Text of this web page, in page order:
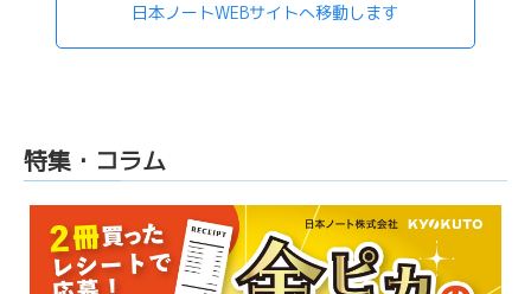
日本ノートWEBサイトへ移動します
特集・コラム